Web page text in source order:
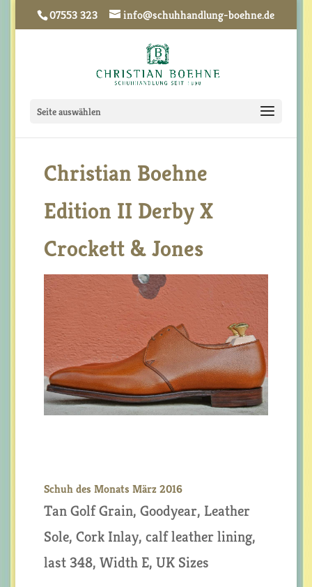
07553 323 info@schuhhandlung-boehne.de
Seite auswählen
Christian Boehne
Edition II Derby X
Crockett & Jones
Schuh des Monats März 2016
Tan Golf Grain, Goodyear, Leather
Sole, Cork Inlay, calf leather lining,
last 348, Width E, UK Sizes